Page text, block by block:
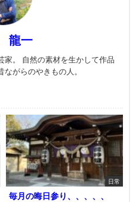
龍一
家。 自然の素材を生かして作品
がらのやきもの人。
日常
毎月の晦日参り、、、、、